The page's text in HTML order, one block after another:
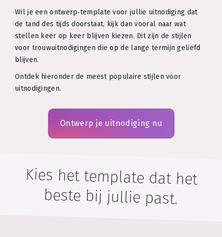
Wil je een ontwerp‑template voor jullie uitnodiging dat
de tand des tijds doorstaat, kijk dan vooral naar wat
stellen keer op keer blijven kiezen. Dit zijn de stijlen
voor trouwuitnodigingen die op de lange termijn geliefd
blijven.
Ontdek hieronder de meest populaire stijlen voor
uitnodigingen.
Ontwerp je uitnodiging nu
Kies het template dat het
beste bij jullie past.